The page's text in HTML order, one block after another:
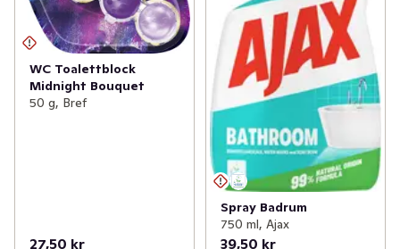
WC Toalettblock
Midnight Bouquet
50 g, Bref
27,50 kr
Spray Badrum
750 ml, Ajax
39,50 kr